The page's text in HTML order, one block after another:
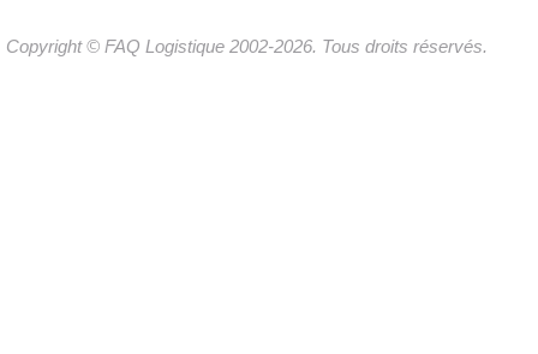
Copyright © FAQ Logistique 2002-2026. Tous droits réservés.